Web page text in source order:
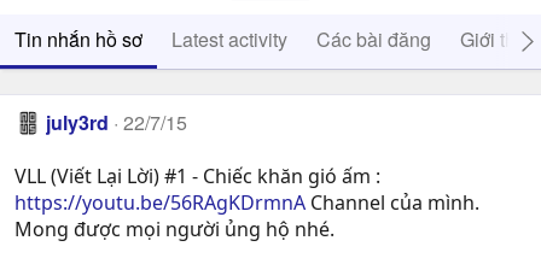
Tin nhắn hồ sơ Latest activity Các bài đăng Giới thiệu
july3rd 22/7/15
VLL (Viết Lại Lời) #1 - Chiếc khăn gió ấm :
https://youtu.be/56RAgKDrmnA Channel của mình.
Mong được mọi người ủng hộ nhé.